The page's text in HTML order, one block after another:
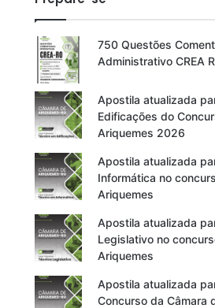
750 Questões
Administrativo CREA
Apostila atualizada
Edificações do
Ariquemes 2026
Apostila atualizada
Informática no
Ariquemes
Apostila atualizada
Legislativo no
Ariquemes
Apostila atualizada
Concurso da Câmara